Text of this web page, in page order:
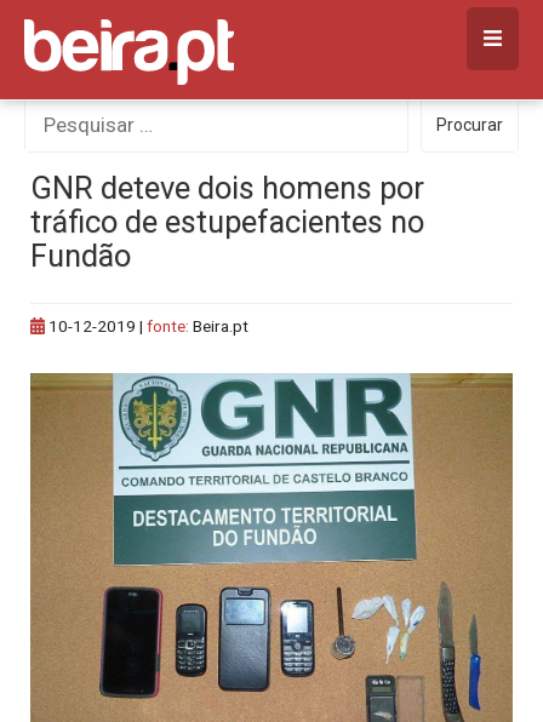
Skip
content
Procurar
por:
Procurar
GNR deteve dois homens por
tráfico de estupefacientes no
Fundão
10-12-2019 | fonte: Beira.pt